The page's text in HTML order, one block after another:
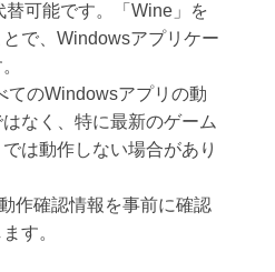
替可能です。「Wine」を
で、Windowsアプリケー
てのWindowsアプリの動
なく、特に最新のゲーム
は動作しない場合があり
作確認情報を事前に確認
す。